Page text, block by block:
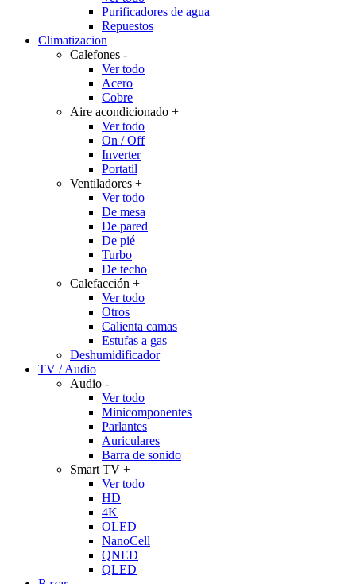
Purificadores de agua
Repuestos
Climatizacion
Calefones -
Ver todo
Acero
Cobre
Aire acondicionado +
Ver todo
On / Off
Inverter
Portatil
Ventiladores +
Ver todo
De mesa
De pared
De pié
Turbo
De techo
Calefacción +
Ver todo
Otros
Calienta camas
Estufas a gas
Deshumidificador
TV / Audio
Audio -
Ver todo
Minicomponentes
Parlantes
Auriculares
Barra de sonido
Smart TV +
Ver todo
HD
4K
OLED
NanoCell
QNED
QLED